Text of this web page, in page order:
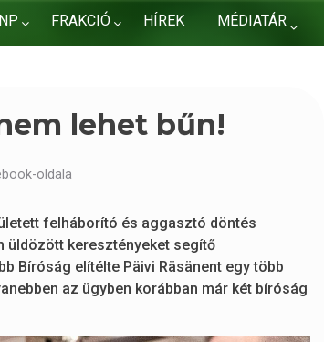
FRAKCIÓ HÍREK MÉDIATÁR
lehet bűn!
oldala
felháborító és aggasztó döntés
üldözött keresztényeket segítő
Bíróság elítélte Päivi Räsänent egy több
az ügyben korábban már két bíróság